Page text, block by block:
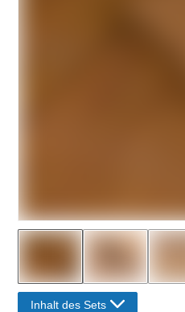
Inhalt des Sets